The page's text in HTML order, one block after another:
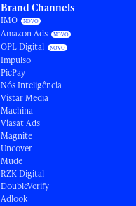
Brand Channels
IMO
Amazon Ads
OPL Digital
Impulso
PicPay
Nós Inteligência
Vistar Media
Machina
Viasat Ads
Magnite
Uncover
Mude
RZK Digital
DoubleVerify
Adlook